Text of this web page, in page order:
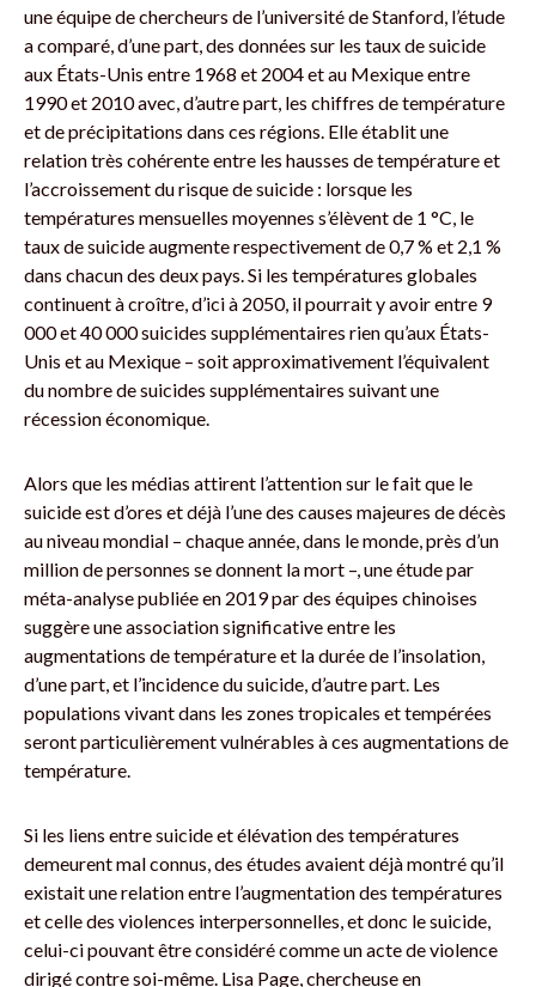
une équipe de chercheurs de l’université de Stanford, l’étude
a comparé, d’une part, des données sur les taux de suicide
aux États-Unis entre 1968 et 2004 et au Mexique entre
1990 et 2010 avec, d’autre part, les chiffres de température
et de précipitations dans ces régions. Elle établit une
relation très cohérente entre les hausses de température et
l’accroissement du risque de suicide : lorsque les
températures mensuelles moyennes s’élèvent de 1 °C, le
taux de suicide augmente respectivement de 0,7 % et 2,1 %
dans chacun des deux pays. Si les températures globales
continuent à croître, d’ici à 2050, il pourrait y avoir entre 9
000 et 40 000 suicides supplémentaires rien qu’aux États-
Unis et au Mexique – soit approximativement l’équivalent
du nombre de suicides supplémentaires suivant une
récession économique.
Alors que les médias attirent l’attention sur le fait que le
suicide est d’ores et déjà l’une des causes majeures de décès
au niveau mondial – chaque année, dans le monde, près d’un
million de personnes se donnent la mort –, une étude par
méta-analyse publiée en 2019 par des équipes chinoises
suggère une association significative entre les
augmentations de température et la durée de l’insolation,
d’une part, et l’incidence du suicide, d’autre part. Les
populations vivant dans les zones tropicales et tempérées
seront particulièrement vulnérables à ces augmentations de
température.
Si les liens entre suicide et élévation des températures
demeurent mal connus, des études avaient déjà montré qu’il
existait une relation entre l’augmentation des températures
et celle des violences interpersonnelles, et donc le suicide,
celui-ci pouvant être considéré comme un acte de violence
dirigé contre soi-même. Lisa Page, chercheuse en